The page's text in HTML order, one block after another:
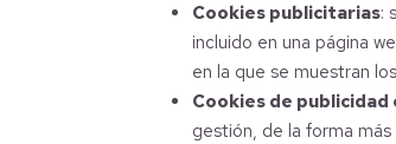
Cookies publicitarias:
incluido en una página
en la que se muestran
Cookies de
gestión, de la forma